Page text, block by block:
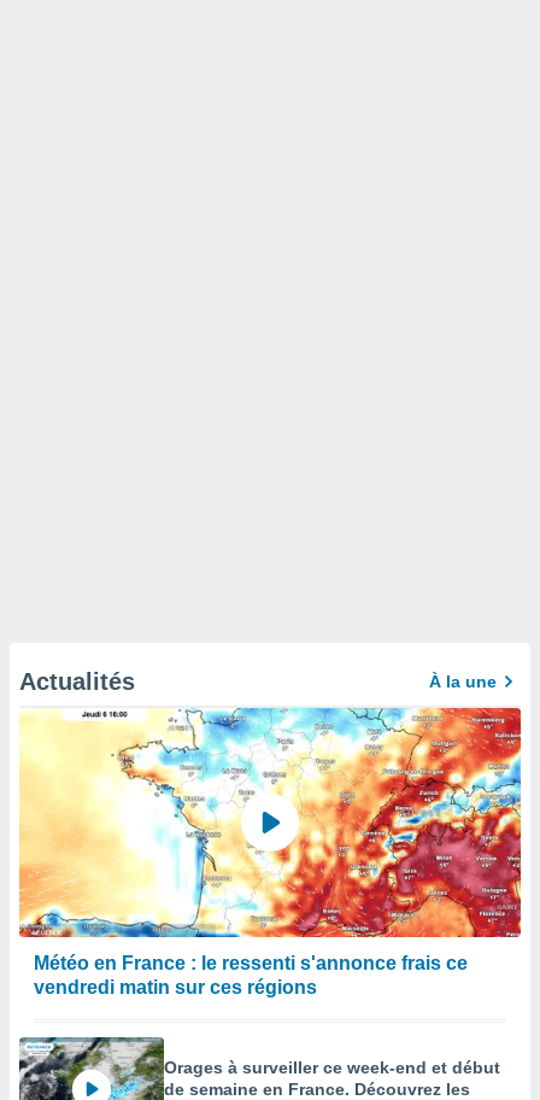
Actualités À la une
Météo en France : le ressenti s'annonce frais ce
vendredi matin sur ces régions
Orages à surveiller ce week-end et début
de semaine en France. Découvrez les